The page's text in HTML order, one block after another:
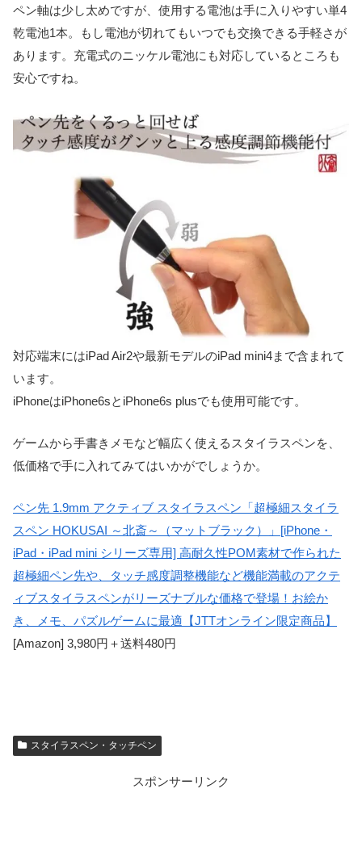
ペン軸は少し太めですが、使用する電池は手に入りやすい単4
乾電池1本。もし電池が切れてもいつでも交換できる手軽さが
あります。充電式のニッケル電池にも対応しているところも
安心ですね。
対応端末にはiPad Air2や最新モデルのiPad mini4まで含まれて
います。
iPhoneはiPhone6sとiPhone6s plusでも使用可能です。
ゲームから手書きメモなど幅広く使えるスタイラスペンを、
低価格で手に入れてみてはいかがでしょうか。
ペン先 1.9mm アクティブ スタイラスペン「超極細スタイラ
スペン HOKUSAI ～北斎～（マットブラック）」[iPhone・
iPad・iPad mini シリーズ専用] 高耐久性POM素材で作られた
超極細ペン先や、タッチ感度調整機能など機能満載のアクテ
ィブスタイラスペンがリーズナブルな価格で登場！お絵か
き、メモ、パズルゲームに最適【JTTオンライン限定商品】
[Amazon] 3,980円＋送料480円
スタイラスペン・タッチペン
スポンサーリンク